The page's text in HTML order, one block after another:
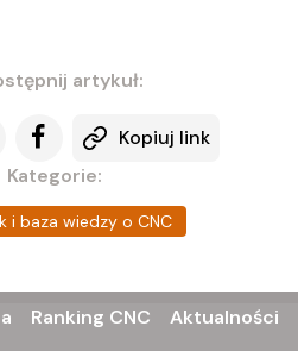
artykuł:
Kopiuj link
Kategorie:
i baza wiedzy o CNC
Ranking CNC Aktualności